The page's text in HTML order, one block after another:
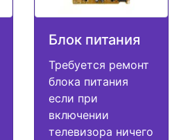
Блок питания
Требуется ремонт
блока питания
если при
включении
телевизора ничего